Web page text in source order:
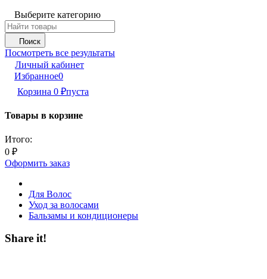
Выберите категорию
Поиск
Посмотреть все результаты
Личный кабинет
Избранное0
Корзина 0 ₽пуста
Товары в корзине
Итого:
0 ₽
Оформить заказ
Для Волос
Уход за волосами
Бальзамы и кондиционеры
Share it!